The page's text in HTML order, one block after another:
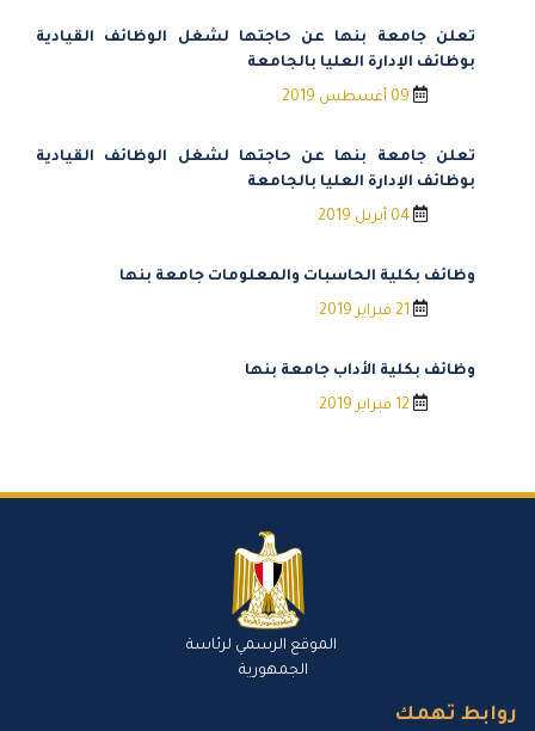
تعلن جامعة بنها عن حاجتها لشغل الوظائف القيادية
بوظائف الإدارة العليا بالجامعة
تعلن جامعة بنها عن حاجتها لشغل الوظائف القيادية
بوظائف الإدارة العليا بالجامعة
وظائف بكلية الحاسبات والمعلومات جامعة بنها
وظائف بكلية الأداب جامعة بنها
الموقع الرسمي لرئاسة
الجمهورية
روابط تهمك